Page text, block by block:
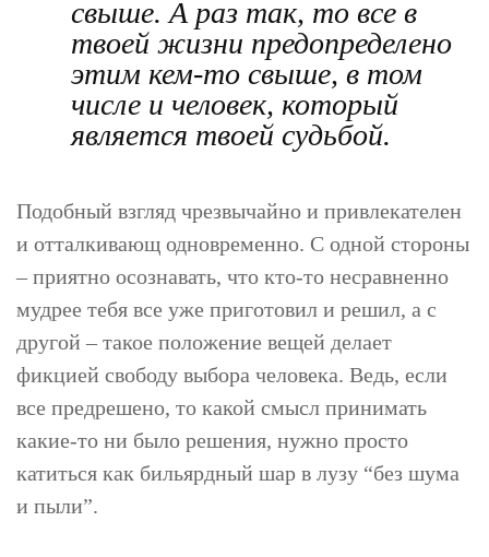
свыше. А раз так, то все в
твоей жизни предопределено
этим кем-то свыше, в том
числе и человек, который
является твоей судьбой.
Подобный взгляд чрезвычайно и привлекателен
и отталкивающ одновременно. С одной стороны
– приятно осознавать, что кто-то несравненно
мудрее тебя все уже приготовил и решил, а с
другой – такое положение вещей делает
фикцией свободу выбора человека. Ведь, если
все предрешено, то какой смысл принимать
какие-то ни было решения, нужно просто
катиться как бильярдный шар в лузу “без шума
и пыли”.